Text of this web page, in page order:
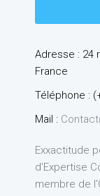
Adresse : 24
France
Téléphone :
Mail :
Exxactitude
d’Expertise
membre de